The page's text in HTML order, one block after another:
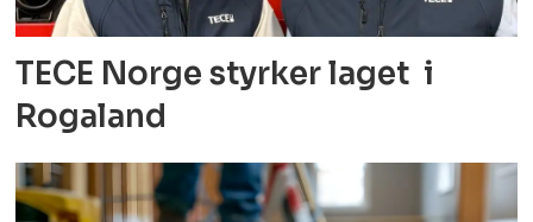
TECE Norge styrker laget i
Rogaland